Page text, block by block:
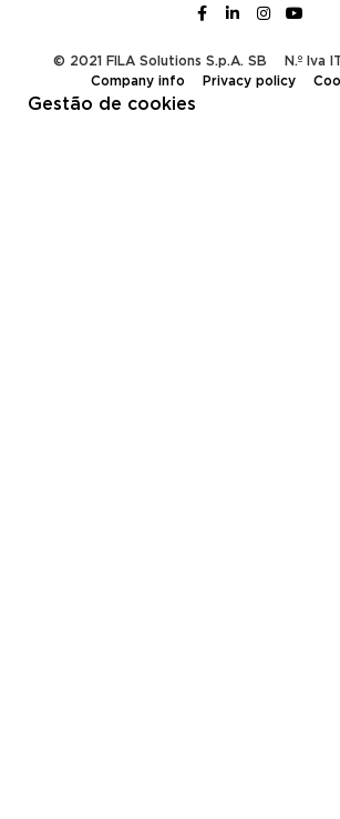
© 2021 FILA Solutions S.p.A. SB
N.º Iva
Company info
Privacy policy
Gestão de cookies